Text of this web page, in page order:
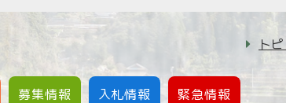
ト
募集情報 入札情報 緊急情報